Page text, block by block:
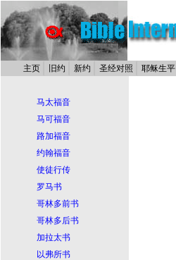
主页 旧约 新约 圣经对照 耶稣生平
马太福音
马可福音
路加福音
约翰福音
使徒行传
罗马书
哥林多前书
哥林多后书
加拉太书
以弗所书